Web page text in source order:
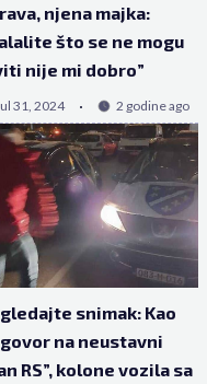
njena majka:
što se ne mogu
nije mi dobro”
31, 2024 2 godine ago
snimak: Kao
na neustavni
RS”, kolone vozila sa